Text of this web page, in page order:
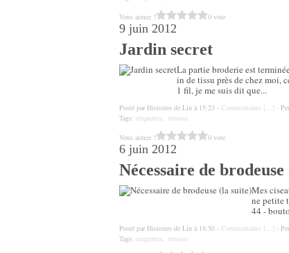
Vous aimez ?
0 vote
9 juin 2012
Jardin secret
La partie broderie est
in de tissu près de chez moi,
1 fil, je me suis dit que...
Posté par Histoires de Lin à 15:23 - Commentaires [… -
Tags: etiquettes, trousse
Vous aimez ?
0 vote
6 juin 2012
Nécessaire de
Mes
ne petite
44 -
Posté par Histoires de Lin à 18:50 - Commentaires [… -
Tags: etiquettes, trousse